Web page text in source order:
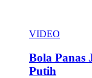
VIDEO
Bola Panas
Putih